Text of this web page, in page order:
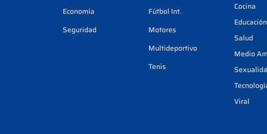
Economía
Seguridad
Fútbol Int.
Motores
Multideportivo
Tenis
Cocina
Educación
Salud
Medio
Viral